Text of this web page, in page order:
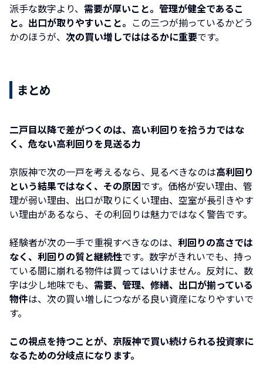
派手な数字より、 需要が厚いこと。管理が健全であるこ
と。出口が取りやすいこと。 この三つが揃っているかどう
かのほうが、 次の買い増しでははるかに重要です。
まとめ
二戸目以降で差がつくのは、高い利回りを拾う力ではな
く、危ない高利回りを見送る力
京阪神で次の一戸を考えるなら、見るべきなのは高利回り
という結果ではなく、その原因です。価格が安い理由、管
理が弱い理由、出口が取りにくい理由、空室が長引きやす
い理由があるなら、その利回りは魅力ではなく警告です。
経験者が次の一手で重視すべきなのは、 利回りの高さでは
なく、利回りの質と継続性です。数字がきれいでも、持っ
ている間に崩れる物件は買ってはいけません。反対に、数
字は少し地味でも、 需要、管理、修繕、出口が揃っている
物件は、次の買い増しにつながる良い資産になりやすいで
す。
この視点を持つことが、京阪神で買い続けられる投資家に
なるための分岐点になります。